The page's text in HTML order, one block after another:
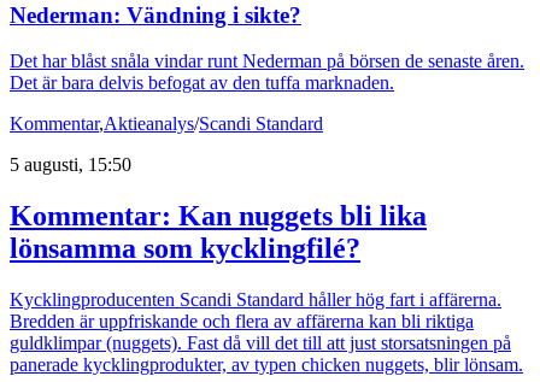
Nederman: Vändning i sikte?
Det har blåst snåla vindar runt Nederman på börsen de senaste åren.
Det är bara delvis befogat av den tuffa marknaden.
Kommentar,Aktieanalys/Scandi Standard
5 augusti, 15:50
Kommentar: Kan nuggets bli lika
lönsamma som kycklingfilé?
Kycklingproducenten Scandi Standard håller hög fart i affärerna.
Bredden är uppfriskande och flera av affärerna kan bli riktiga
guldklimpar (nuggets). Fast då vill det till att just storsatsningen på
panerade kycklingprodukter, av typen chicken nuggets, blir lönsam.